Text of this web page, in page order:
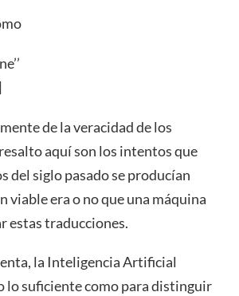
de la veracidad de los
aquí son los intentos que
del siglo pasado se producían
viable era o no que una máquina
estas traducciones.
la Inteligencia Artificial
lo suficiente como para distinguir